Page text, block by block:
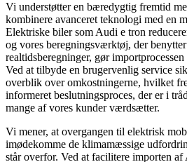
Vi understøtter en bæredygtig fremtid
kombinere avanceret teknologi med en
Elektriske biler som Audi e tron
og vores beregningsværktøj, der
realtidsberegninger, gør
Ved at tilbyde en brugervenlig service
overblik over omkostningerne, hvilket
informeret beslutningsproces, der er i
mange af vores kunder værdsætter.
Vi mener, at overgangen til elektrisk
imødekomme de klimamæssige
står overfor. Ved at facilitere importen